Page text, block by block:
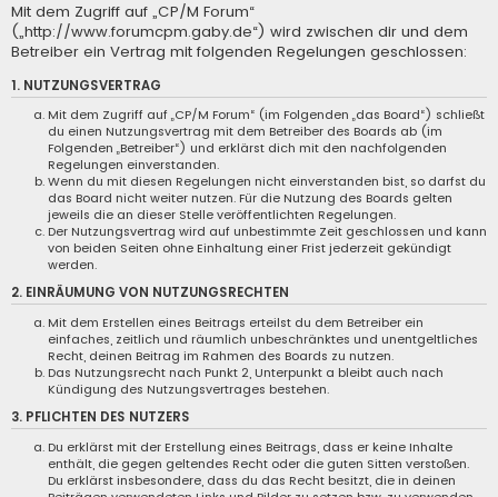
Mit dem Zugriff auf „CP/M Forum“
(„http://www.forumcpm.gaby.de“) wird zwischen dir und dem
Betreiber ein Vertrag mit folgenden Regelungen geschlossen:
1. NUTZUNGSVERTRAG
Mit dem Zugriff auf „CP/M Forum“ (im Folgenden „das Board“) schließt
du einen Nutzungsvertrag mit dem Betreiber des Boards ab (im
Folgenden „Betreiber“) und erklärst dich mit den nachfolgenden
Regelungen einverstanden.
Wenn du mit diesen Regelungen nicht einverstanden bist, so darfst du
das Board nicht weiter nutzen. Für die Nutzung des Boards gelten
jeweils die an dieser Stelle veröffentlichten Regelungen.
Der Nutzungsvertrag wird auf unbestimmte Zeit geschlossen und kann
von beiden Seiten ohne Einhaltung einer Frist jederzeit gekündigt
werden.
2. EINRÄUMUNG VON NUTZUNGSRECHTEN
Mit dem Erstellen eines Beitrags erteilst du dem Betreiber ein
einfaches, zeitlich und räumlich unbeschränktes und unentgeltliches
Recht, deinen Beitrag im Rahmen des Boards zu nutzen.
Das Nutzungsrecht nach Punkt 2, Unterpunkt a bleibt auch nach
Kündigung des Nutzungsvertrages bestehen.
3. PFLICHTEN DES NUTZERS
Du erklärst mit der Erstellung eines Beitrags, dass er keine Inhalte
enthält, die gegen geltendes Recht oder die guten Sitten verstoßen.
Du erklärst insbesondere, dass du das Recht besitzt, die in deinen